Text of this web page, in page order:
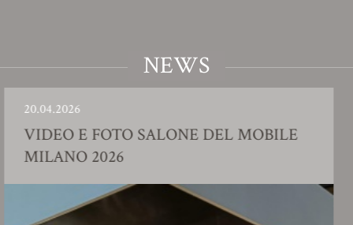
NEWS
E FOTO SALONE DEL MOBILE
2026